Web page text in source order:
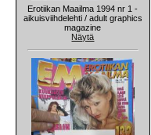
Erotiikan Maailma 1994 nr 1 -
aikuisviihdelehti / adult graphics
magazine
Näytä